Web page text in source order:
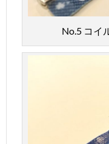
No.5 コイ